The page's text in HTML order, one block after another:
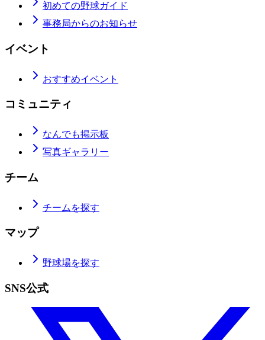
初めての野球ガイド
事務局からのお知らせ
イベント
おすすめイベント
コミュニティ
なんでも掲示板
写真ギャラリー
チーム
チームを探す
マップ
野球場を探す
SNS公式